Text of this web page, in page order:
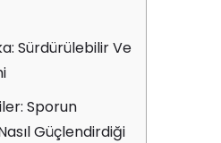
Sürdürülebilir Ve
Sporun
Güçlendirdiği